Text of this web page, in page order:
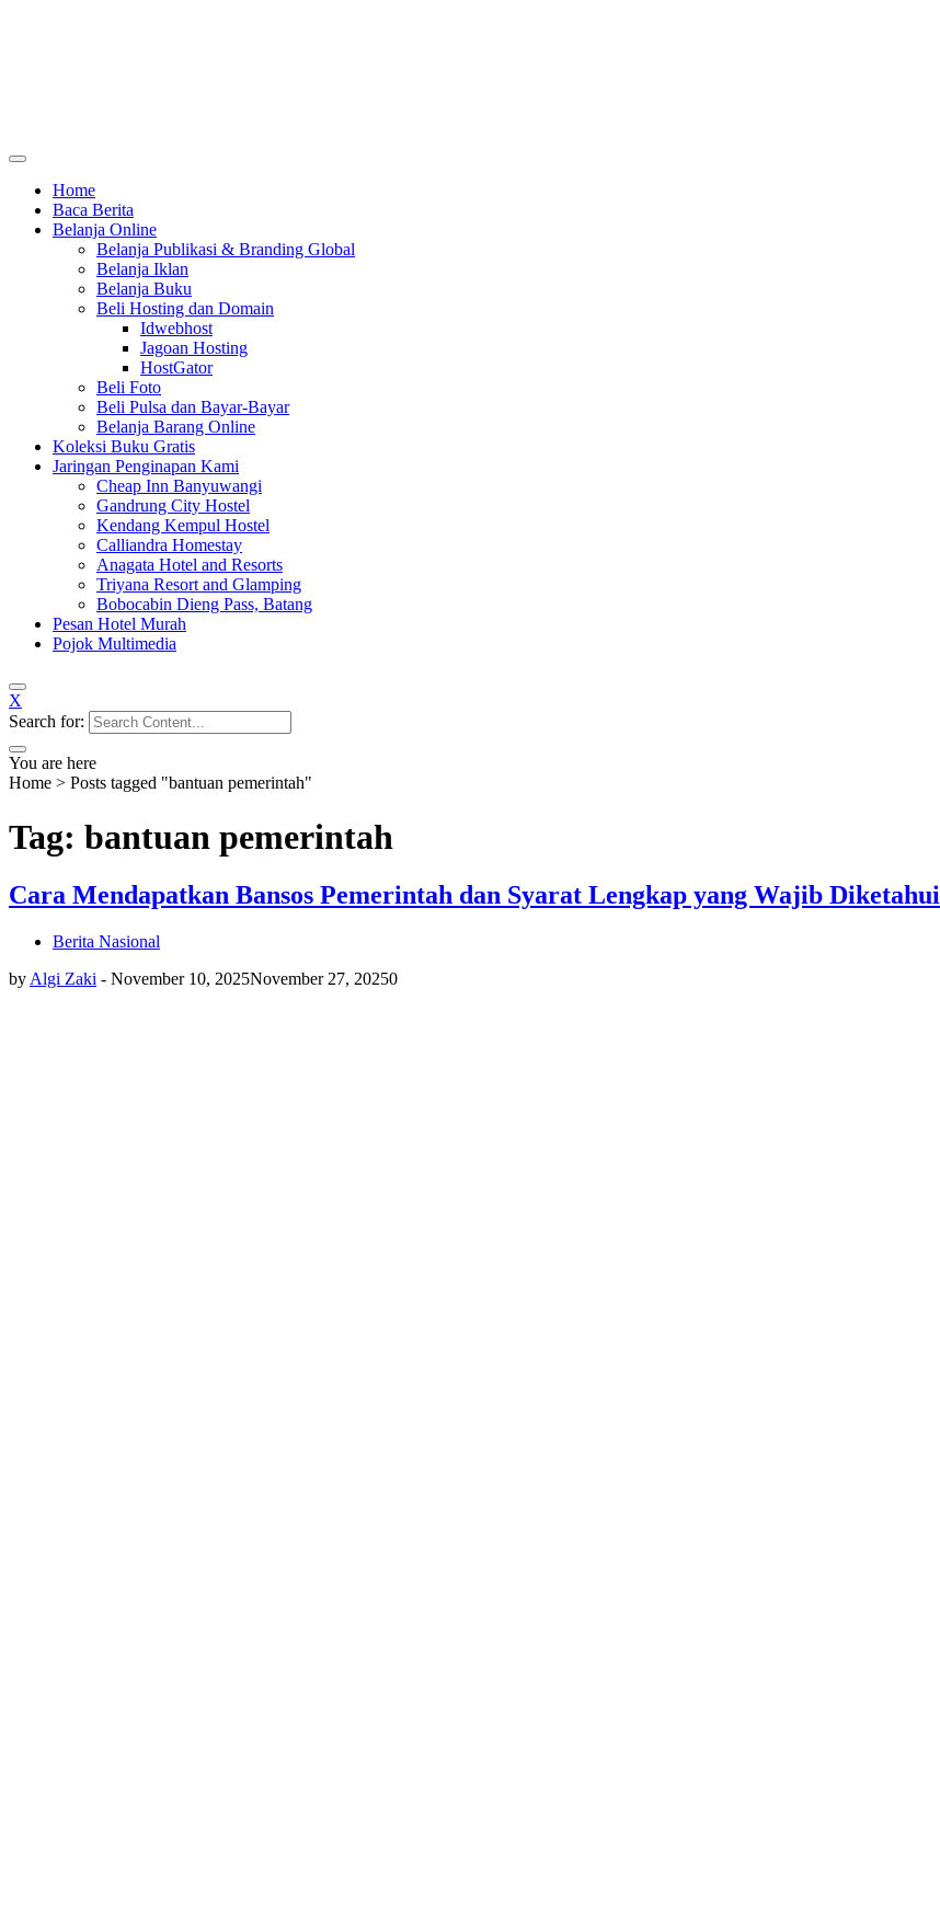
Home
Baca Berita
Belanja Online
Belanja Publikasi & Branding Global
Belanja Iklan
Belanja Buku
Beli Hosting dan Domain
Idwebhost
Jagoan Hosting
HostGator
Beli Foto
Beli Pulsa dan Bayar-Bayar
Belanja Barang Online
Koleksi Buku Gratis
Jaringan Penginapan Kami
Cheap Inn Banyuwangi
Gandrung City Hostel
Kendang Kempul Hostel
Calliandra Homestay
Anagata Hotel and Resorts
Triyana Resort and Glamping
Bobocabin Dieng Pass, Batang
Pesan Hotel Murah
Pojok Multimedia
X
Search for:
You are here
Home > Posts tagged "bantuan pemerintah"
Tag: bantuan pemerintah
Cara Mendapatkan Bansos Pemerintah dan Syarat Lengkap yang Wajib Diketahui
Berita Nasional
by Algi Zaki - November 10, 2025November 27, 20250